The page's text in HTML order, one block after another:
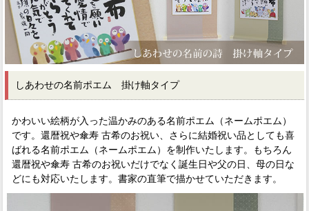
しあわせの名前ポエム 掛け軸タイプ
かわいい絵柄が入った温かみのある名前ポエム（ネームポエム）
です。還暦祝や傘寿 古希のお祝い、さらに結婚祝い品としても喜
ばれる名前ポエム（ネームポエム）を制作いたします。もちろん
還暦祝や傘寿 古希のお祝いだけでなく誕生日や父の日、母の日な
どにも対応いたします。書家の直筆で描かせていただきます。